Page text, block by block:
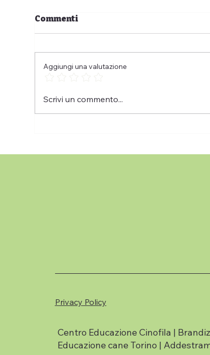
Perché l'educazione di
Commenti
Aggiungi una valutazione
Scrivi un commento...
Privacy Policy
Centro Educazione Cinofila |
Educazione cane Torino |